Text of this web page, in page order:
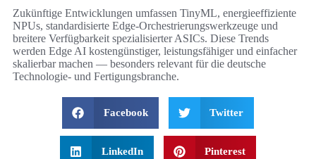
Zukünftige Entwicklungen umfassen TinyML, energieeffiziente
NPUs, standardisierte Edge‑Orchestrierungswerkzeuge und
breitere Verfügbarkeit spezialisierter ASICs. Diese Trends
werden Edge AI kostengünstiger, leistungsfähiger und einfacher
skalierbar machen — besonders relevant für die deutsche
Technologie‑ und Fertigungsbranche.
Facebook Twitter
LinkedIn Pinterest